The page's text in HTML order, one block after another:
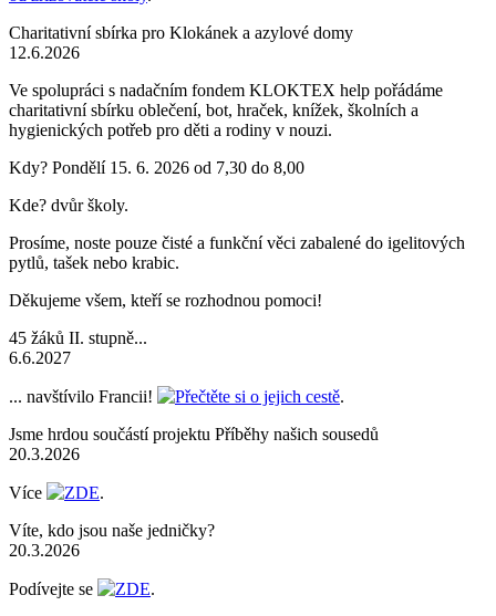
Charitativní sbírka pro Klokánek a azylové domy
12.6.2026
Ve spolupráci s nadačním fondem KLOKTEX help pořádáme
charitativní sbírku oblečení, bot, hraček, knížek, školních a
hygienických potřeb pro děti a rodiny v nouzi.
Kdy? Pondělí 15. 6. 2026 od 7,30 do 8,00
Kde? dvůr školy.
Prosíme, noste pouze čisté a funkční věci zabalené do igelitových
pytlů, tašek nebo krabic.
Děkujeme všem, kteří se rozhodnou pomoci!
45 žáků II. stupně...
6.6.2027
... navštívilo Francii! Přečtěte si o jejich cestě.
Jsme hrdou součástí projektu Příběhy našich sousedů
20.3.2026
Více ZDE.
Víte, kdo jsou naše jedničky?
20.3.2026
Podívejte se ZDE.